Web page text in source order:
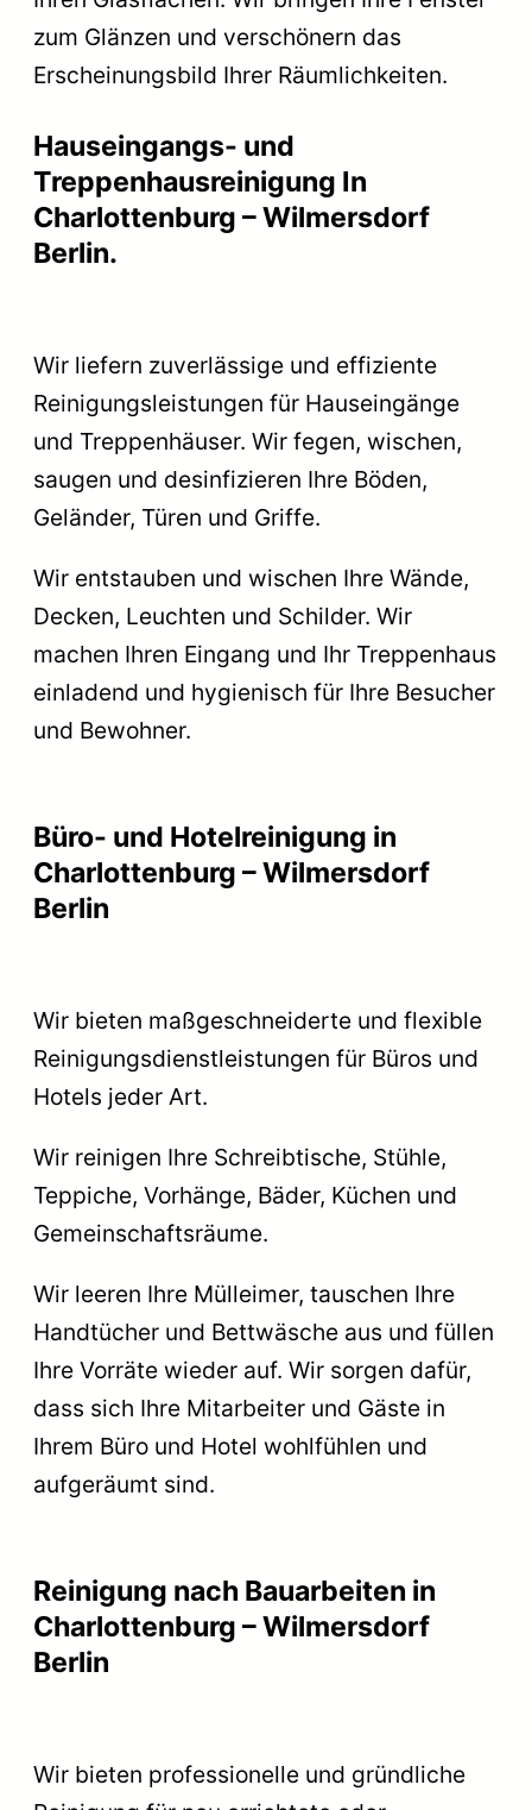
zum Glänzen und verschönern das
Erscheinungsbild Ihrer Räumlichkeiten.
Hauseingangs- und
Treppenhausreinigung In
Charlottenburg – Wilmersdorf
Berlin.
Wir liefern zuverlässige und effiziente
Reinigungsleistungen für Hauseingänge
und Treppenhäuser. Wir fegen, wischen,
saugen und desinfizieren Ihre Böden,
Geländer, Türen und Griffe.
Wir entstauben und wischen Ihre Wände,
Decken, Leuchten und Schilder. Wir
machen Ihren Eingang und Ihr Treppenhaus
einladend und hygienisch für Ihre Besucher
und Bewohner.
Büro- und Hotelreinigung in
Charlottenburg – Wilmersdorf
Berlin
Wir bieten maßgeschneiderte und flexible
Reinigungsdienstleistungen für Büros und
Hotels jeder Art.
Wir reinigen Ihre Schreibtische, Stühle,
Teppiche, Vorhänge, Bäder, Küchen und
Gemeinschaftsräume.
Wir leeren Ihre Mülleimer, tauschen Ihre
Handtücher und Bettwäsche aus und füllen
Ihre Vorräte wieder auf. Wir sorgen dafür,
dass sich Ihre Mitarbeiter und Gäste in
Ihrem Büro und Hotel wohlfühlen und
aufgeräumt sind.
Reinigung nach Bauarbeiten in
Charlottenburg – Wilmersdorf
Berlin
Wir bieten professionelle und gründliche